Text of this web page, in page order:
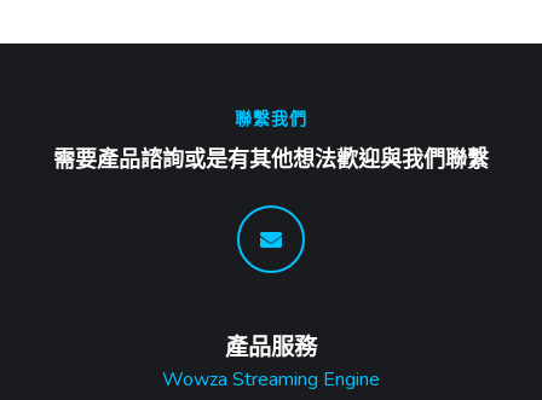
聯繫我們
需要產品諮詢或是有其他想法歡迎與我們聯繫
產品服務
Wowza Streaming Engine